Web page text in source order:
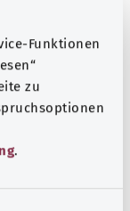
Funktionen
zu
.
gerektiği